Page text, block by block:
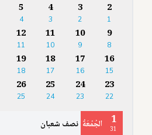
2
1
3
2
4
3
5
4
9
8
10
9
11
10
12
11
16
15
17
16
18
17
19
18
23
22
24
23
25
24
26
25
1
31 الجُمُعَةُ نصف شعبان